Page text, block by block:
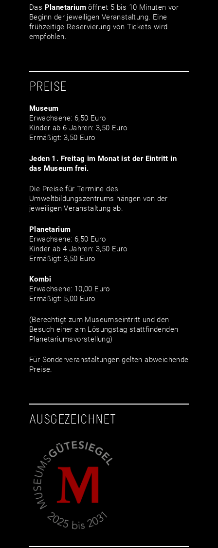
Das Planetarium öffnet 5 bis 10 Minuten vor
Beginn der jeweiligen Veranstaltung. Eine
frühzeitige Reservierung von Tickets wird
empfohlen.
PREISE
Museum
Erwachsene: 6,50 Euro
Kinder ab 6 Jahren: 3,50 Euro
Ermäßigt: 3,50 Euro
Jeden 1. Freitag im Monat ist der Eintritt in
das Museum frei.
Die Preise für Termine des
Umweltbildungszentrums hängen von der
jeweiligen Veranstaltung ab.
Planetarium
Erwachsene: 6,50 Euro
Kinder ab 4 Jahren: 3,50 Euro
Ermäßigt: 3,50 Euro
Kombi
Erwachsene: 10,00 Euro
Ermäßigt: 5,00 Euro
(Berechtigt zum Museumseintritt und den
Besuch einer am Lösungstag stattfindenden
Planetariumsvorstellung)
Für Sonderveranstaltungen gelten abweichende
Preise.
AUSGEZEICHNET